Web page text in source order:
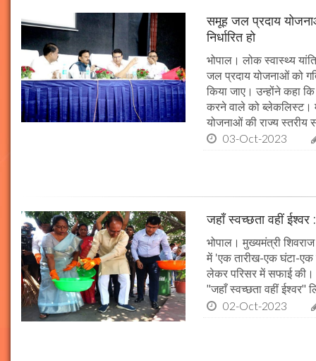
समूह जल प्रदाय
निर्धारित हो
भोपाल। लोक स्वास्थ्य
जल प्रदाय योजनाओं को
किया जाए। उन्होंने कहा
करने वाले को ब्लेकलिस्ट।
योजनाओं की राज्य स्तरीय
03-Oct-2023
जहाँ स्वच्छता वहीं ईश्वर
भोपाल। मुख्यमंत्री
में 'एक तारीख-एक घंटा-एक
लेकर परिसर में सफाई की।
"जहाँ स्वच्छता वहीं ईश्वर"
02-Oct-2023